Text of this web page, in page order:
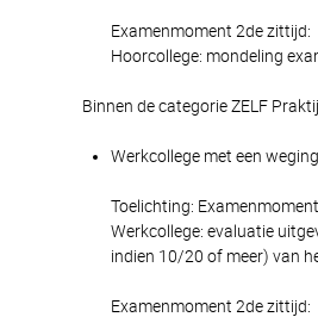
Examenmoment 2de zittijd:
Hoorcollege: mondeling
Binnen de categorie ZELF
Werkcollege met een
Toelichting:
Werkcollege: evaluatie
indien 10/20 of meer) van
Examenmoment 2de zittijd: